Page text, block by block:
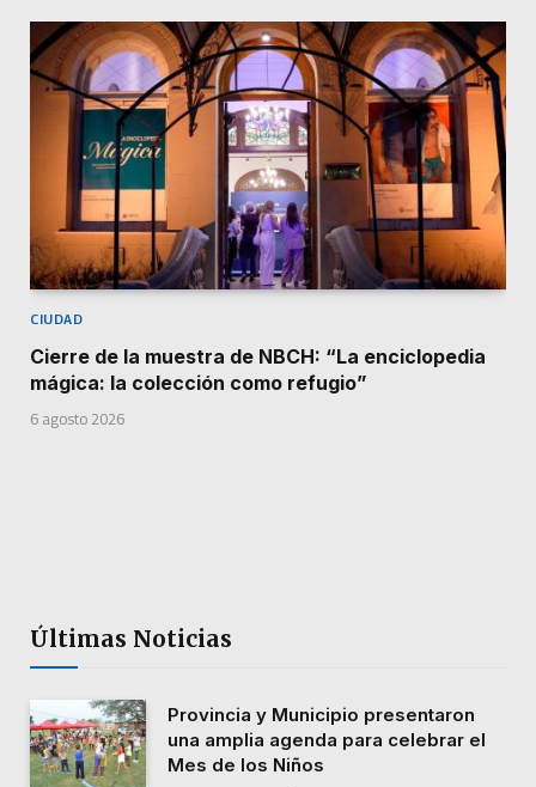
CIUDAD
Cierre de la muestra de NBCH: “La enciclopedia
mágica: la colección como refugio”
6 agosto 2026
Últimas Noticias
Provincia y Municipio presentaron
una amplia agenda para celebrar el
Mes de los Niños